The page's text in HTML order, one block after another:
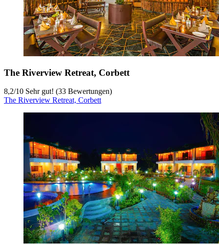
The Riverview Retreat, Corbett
8,2/10 Sehr gut! (33 Bewertungen)
The Riverview Retreat, Corbett